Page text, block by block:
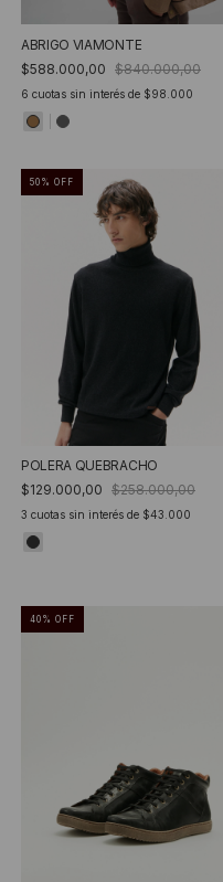
ABRIGO VIAMONTE
$588.000,00 $840.000,00
6 cuotas sin interés de $98.000
50 % OFF
POLERA QUEBRACHO
$129.000,00 $258.000,00
3 cuotas sin interés de $43.000
40 % OFF